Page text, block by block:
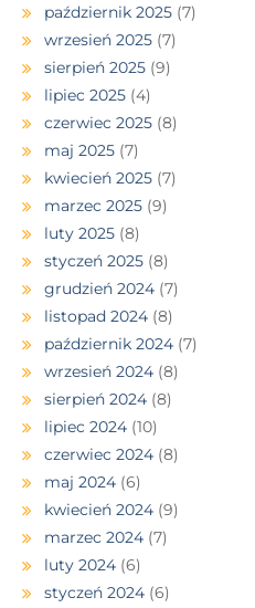
październik 2025 (7)
wrzesień 2025 (7)
sierpień 2025 (9)
lipiec 2025 (4)
czerwiec 2025 (8)
maj 2025 (7)
kwiecień 2025 (7)
marzec 2025 (9)
luty 2025 (8)
styczeń 2025 (8)
grudzień 2024 (7)
listopad 2024 (8)
październik 2024 (7)
wrzesień 2024 (8)
sierpień 2024 (8)
lipiec 2024 (10)
czerwiec 2024 (8)
maj 2024 (6)
kwiecień 2024 (9)
marzec 2024 (7)
luty 2024 (6)
styczeń 2024 (6)